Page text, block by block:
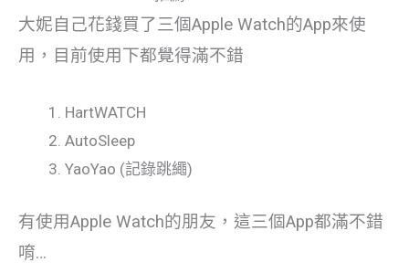
大妮自己花錢買了三個Apple Watch的App來使
用，目前使用下都覺得滿不錯
HartWATCH
AutoSleep
YaoYao (記錄跳繩)
有使用Apple Watch的朋友，這三個App都滿不錯
唷…